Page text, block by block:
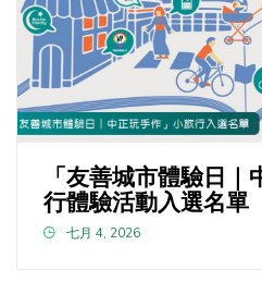
「友善城市體驗日
行體驗活動入選名單
七月 4, 2026